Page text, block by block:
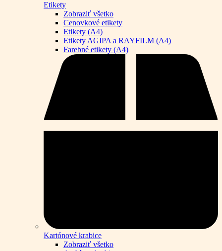
Etikety
Zobraziť všetko
Cenovkové etikety
Etikety (A4)
Etikety AGIPA a RAYFILM (A4)
Farebné etikety (A4)
Kartónové krabice
Zobraziť všetko